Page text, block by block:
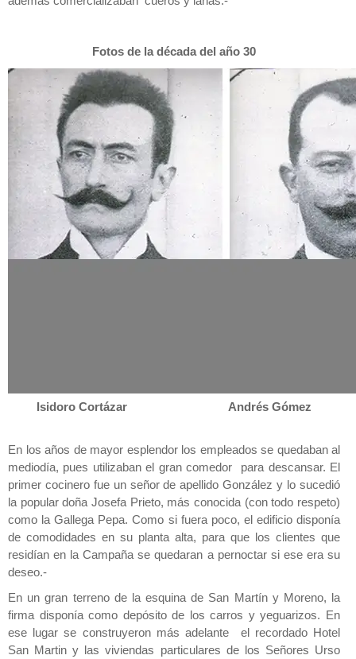
Fotos de la década del año 30
Isidoro Cortázar Andrés Gómez
En los años de mayor esplendor los empleados se quedaban al
mediodía, pues utilizaban el gran comedor para descansar. El
primer cocinero fue un señor de apellido González y lo sucedió
la popular doña Josefa Prieto, más conocida (con todo respeto)
como la Gallega Pepa. Como si fuera poco, el edificio disponía
de comodidades en su planta alta, para que los clientes que
residían en la Campaña se quedaran a pernoctar si ese era su
deseo.-
En un gran terreno de la esquina de San Martín y Moreno, la
firma disponía como depósito de los carros y yeguarizos. En
ese lugar se construyeron más adelante el recordado Hotel
San Martin y las viviendas particulares de los Señores Urso